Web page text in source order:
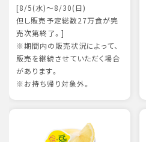
[8/5(水)～8/30(日)
但し販売予定総数27万食が完
売次第終了。]
※期間内の販売状況によって、
販売を継続させていただく場合
があります。
※お持ち帰り対象外。